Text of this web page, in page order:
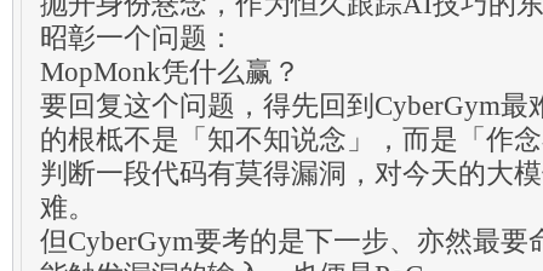
昭彰一个问题：
MopMonk凭什么赢？
要回复这个问题，得先回到CyberGym
的根柢不是「知不知说念」，而是「作
判断一段代码有莫得漏洞，对今天的大
难。
但CyberGym要考的是下一步、亦然最